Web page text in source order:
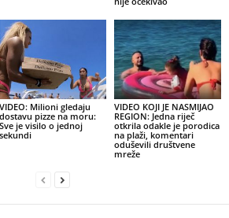
VIDEO: Milioni gledaju
dostavu pizze na moru:
Sve je visilo o jednoj
sekundi
VIDEO KOJI JE NASMIJAO
REGION: Jedna riječ
otkrila odakle je porodica
na plaži, komentari
oduševili društvene
mreže